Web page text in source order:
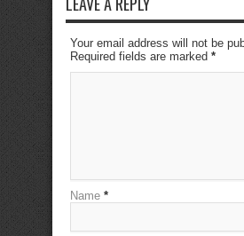
Your email address will not be
Required fields are marked *
Name *